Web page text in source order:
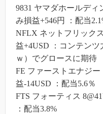
9831 ヤマダホールディ
み損益+546円 ：配当
NFLX ネットフリック
益+4USD ：コンテン
ｗ）でグロースに期待
FE ファーストエナジ
益-14USD ：配当5.6％
FTS フォーティス
：配当3.8%